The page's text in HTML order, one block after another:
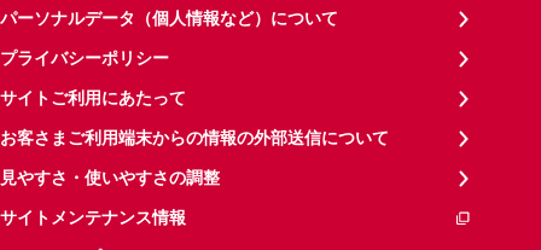
パーソナルデータ（個人情報など）について
プライバシーポリシー
サイトご利用にあたって
お客さまご利用端末からの情報の外部送信について
見やすさ・使いやすさの調整
サイトメンテナンス情報